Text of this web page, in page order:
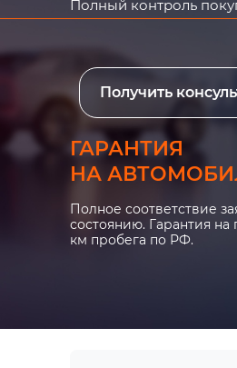
Полный контроль
Получить
ГАРАНТИЯ
НА
Полное соответствие
состоянию. Гарантия
км пробега по РФ.